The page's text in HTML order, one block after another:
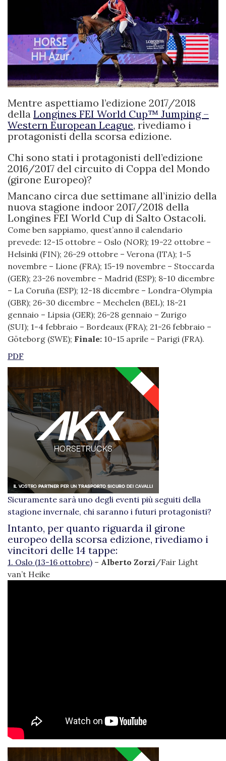
Mentre aspettiamo l’edizione 2017/2018
della Longines FEI World Cup™ Jumping –
Western European League, rivediamo i
protagonisti della scorsa edizione.
Chi sono stati i protagonisti dell’edizione
2016/2017 del circuito di Coppa del Mondo
(girone Europeo)?
Mancano circa due settimane all’inizio della
nuova stagione indoor 2017/2018 della
Longines FEI World Cup di Salto Ostacoli.
Come ben sappiamo, quest’anno il calendario
prevede: 12-15 ottobre – Oslo (NOR); 19-22 ottobre –
Helsinki (FIN); 26-29 ottobre – Verona (ITA); 1-5
novembre – Lione (FRA); 15-19 novembre – Stoccarda
(GER); 23-26 novembre – Madrid (ESP); 8-10 dicembre
– La Coruña (ESP); 12-18 dicembre – Londra-Olympia
(GBR); 26-30 dicembre – Mechelen (BEL); 18-21
gennaio – Lipsia (GER); 26-28 gennaio – Zurigo
(SUI); 1-4 febbraio – Bordeaux (FRA); 21-26 febbraio –
Göteborg (SWE); Finale: 10-15 aprile – Parigi (FRA).
PDF
Sicuramente sarà uno degli eventi più seguiti della
stagione invernale, chi saranno i futuri protagonisti?
Intanto, per quanto riguarda il girone
europeo della scorsa edizione, rivediamo i
vincitori delle 14 tappe:
1. Oslo (13-16 ottobre) – Alberto Zorzi/Fair Light
van’t Heike